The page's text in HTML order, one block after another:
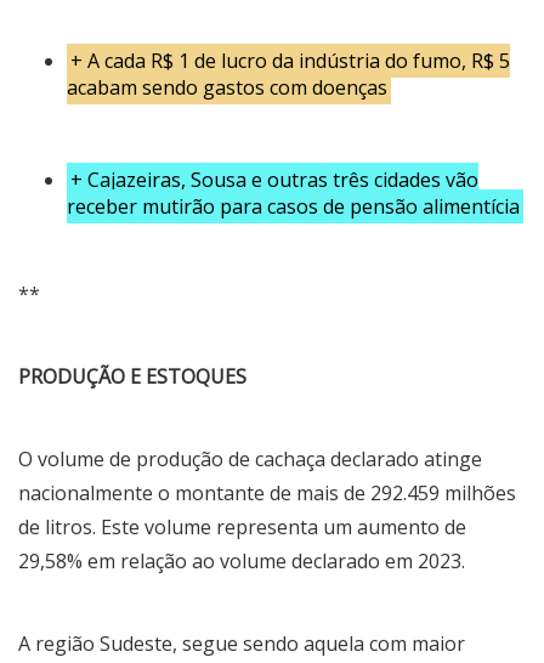
+A cada R$ 1 de lucro da indústria do fumo, R$ 5
acabam sendo gastos com doenças
+Cajazeiras, Sousa e outras três cidades vão
receber mutirão para casos de pensão alimentícia
**
PRODUÇÃO E ESTOQUES
O volume de produção de cachaça declarado atinge
nacionalmente o montante de mais de 292.459 milhões
de litros. Este volume representa um aumento de
29,58% em relação ao volume declarado em 2023.
A região Sudeste, segue sendo aquela com maior